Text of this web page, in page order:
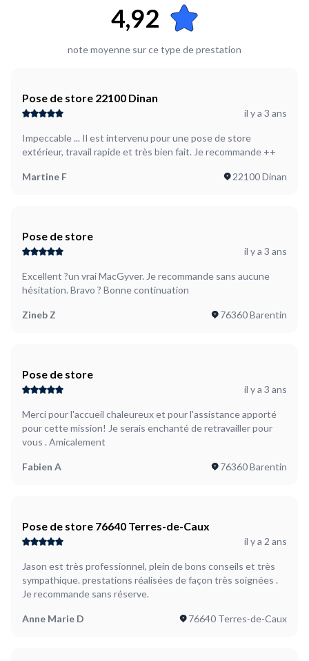
4,92
note moyenne sur ce type de prestation
Pose de store 22100 Dinan
il y a 3 ans
Impeccable ... Il est intervenu pour une pose de store
extérieur, travail rapide et très bien fait. Je recommande ++
Martine F 22100 Dinan
Pose de store
il y a 3 ans
Excellent ?un vrai MacGyver. Je recommande sans aucune
hésitation. Bravo ? Bonne continuation
Zineb Z 76360 Barentin
Pose de store
il y a 3 ans
Merci pour l'accueil chaleureux et pour l'assistance apporté
pour cette mission! Je serais enchanté de retravailler pour
vous . Amicalement
Fabien A 76360 Barentin
Pose de store 76640 Terres-de-Caux
il y a 2 ans
Jason est très professionnel, plein de bons conseils et très
sympathique. prestations réalisées de façon très soignées .
Je recommande sans réserve.
Anne Marie D 76640 Terres-de-Caux